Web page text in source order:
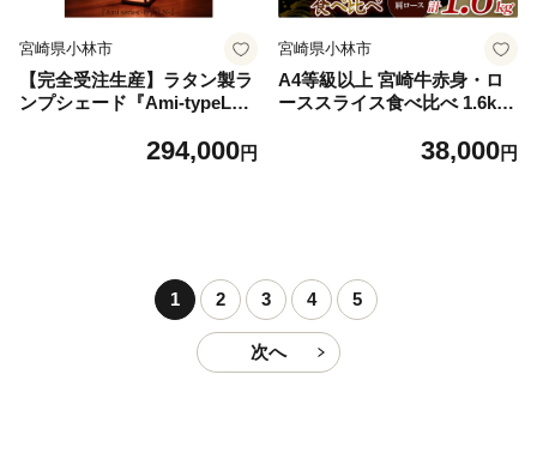
宮崎県小林市
【完全受注生産】ラタン製ラ
ンプシェード『Ami-typeLN
テリア ラタン ランプ ランプ
294,000円
宮崎県小林市
A4等級以上 宮崎牛赤身・ロ
ーススライス食べ比べ 1.6kg
牛肉 和牛 黒毛和牛 ブランド
38,000円
1 2 3 4 5
次へ